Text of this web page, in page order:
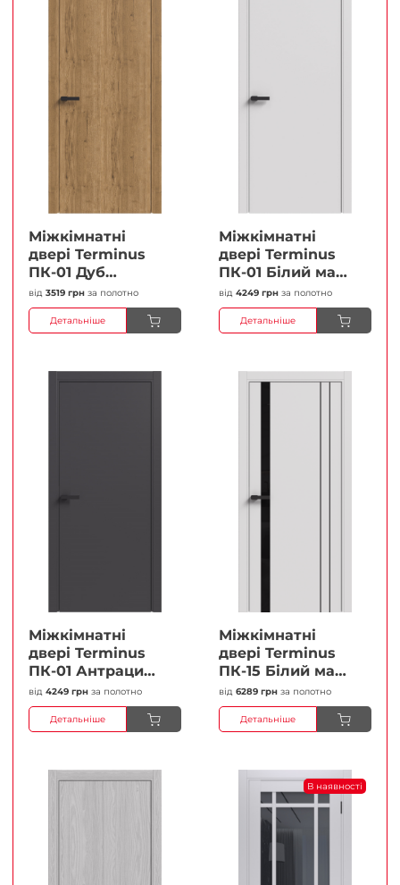
Міжкімнатні
двері Terminus
ПК-01 Дуб
античний Глухі
Плівка
від 3519 грн за полотно
Детальніше
Міжкімнатні
двері Terminus
ПК-01 Білий мат
(Термінус) Глухі
Плівка
від 4249 грн за полотно
Детальніше
Міжкімнатні
двері Terminus
ПК-01 Антрацит
(п/п) Глухі
Плівка
від 4249 грн за полотно
Детальніше
Міжкімнатні
двері Terminus
ПК-15 Білий мат
(Термінус) Чорне
скло Плівка
від 6289 грн за полотно
Детальніше
В наявності